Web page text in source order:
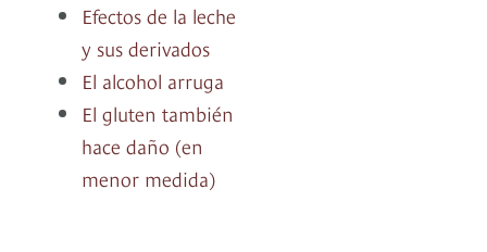
Efectos de la leche
y sus derivados
El alcohol arruga
El gluten también
hace daño (en
menor medida)